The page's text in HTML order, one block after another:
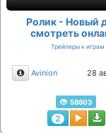
Ролик - Новый
смотреть
хорошем
Трейлеры к играм
Описание
Avinion
58603
2